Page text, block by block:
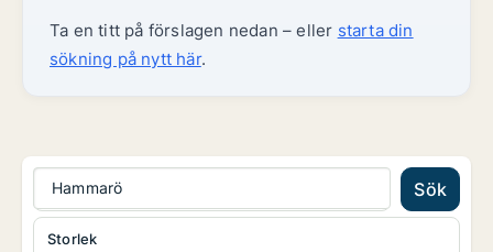
Ta en titt på förslagen nedan – eller starta din
sökning på nytt här.
Hammarö Sök
Storlek